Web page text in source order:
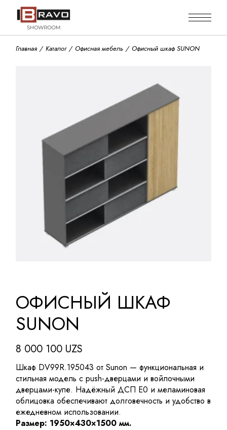
Главная Каталог Офисная мебель Офисный шкаф SUNON
ОФИСНЫЙ ШКАФ
SUNON
8 000 100 UZS
Шкаф DV99R.195043 от Sunon — функциональная и
стильная модель с push-дверцами и войлочными
дверцами-купе. Надёжный ДСП E0 и меламиновая
облицовка обеспечивают долговечность и удобство в
ежедневном использовании.
Размер: 1950×430×1500 мм.